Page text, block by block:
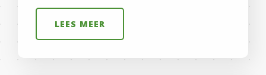
LEES MEER